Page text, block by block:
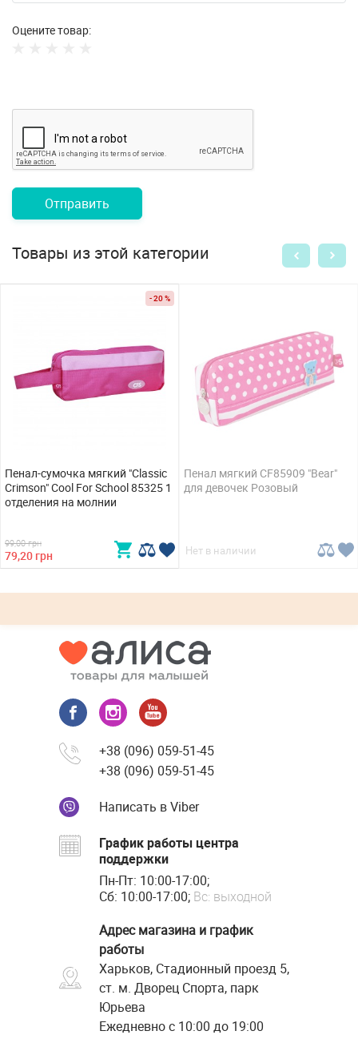
Оцените товар:
Отправить
Товары из этой категории
- 20 %
Пенал-сумочка мягкий "Classic
Crimson" Cool For School 85325 1
отделения на молнии
99,00 грн
79,20 грн
Пенал мягкий CF85909 "Bear"
для девочек Розовый
Нет в наличии
+38 (096) 059-51-45
+38 (096) 059-51-45
Написать в Viber
График работы центра
поддержки
Пн-Пт: 10:00-17:00;
Сб: 10:00-17:00; Вс: выходной
Адрес магазина и график
работы
Харьков, Стадионный проезд 5,
ст. м. Дворец Спорта, парк
Юрьева
Ежедневно с 10:00 до 19:00